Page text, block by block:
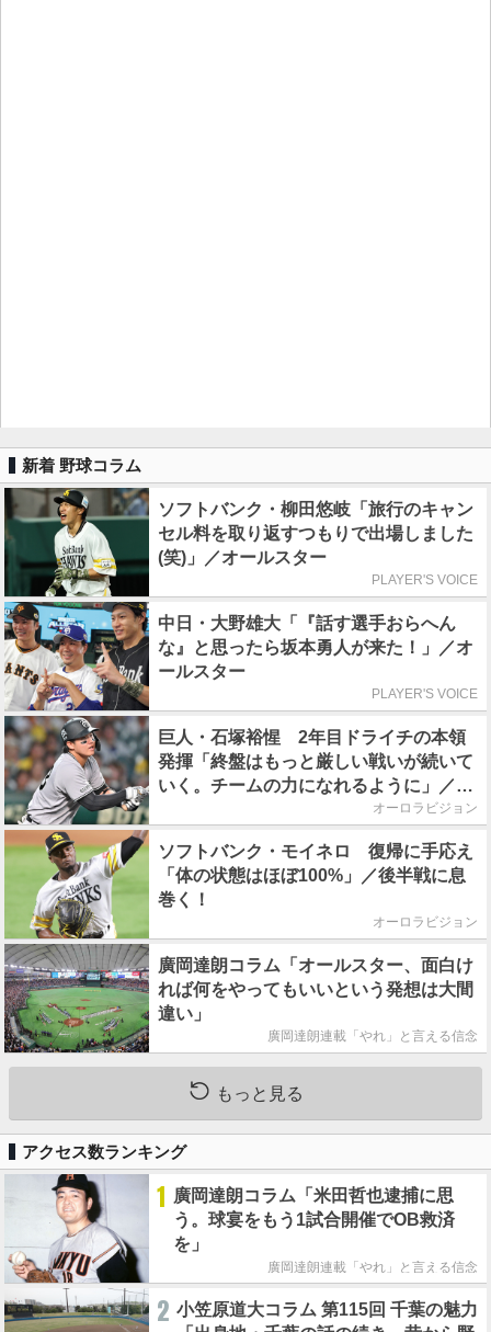
新着 野球コラム
ソフトバンク・柳田悠岐「旅行のキャン
セル料を取り返すつもりで出場しました
(笑)」／オールスター
PLAYER'S VOICE
中日・大野雄大「『話す選手おらへん
な』と思ったら坂本勇人が来た！」／オ
ールスター
PLAYER'S VOICE
巨人・石塚裕惺 2年目ドライチの本領
発揮「終盤はもっと厳しい戦いが続いて
いく。チームの力になれるように」／後
オーロラビジョン
ソフトバンク・モイネロ 復帰に手応え
「体の状態はほぼ100%」／後半戦に息
巻く！
オーロラビジョン
廣岡達朗コラム「オールスター、面白け
れば何をやってもいいという発想は大間
違い」
廣岡達朗連載「やれ」と言える信念
もっと見る
アクセス数ランキング
1 廣岡達朗コラム「米田哲也逮捕に思
う。球宴をもう1試合開催でOB救済
を」
廣岡達朗連載「やれ」と言える信念
2 小笠原道大コラム 第115回 千葉の魅力